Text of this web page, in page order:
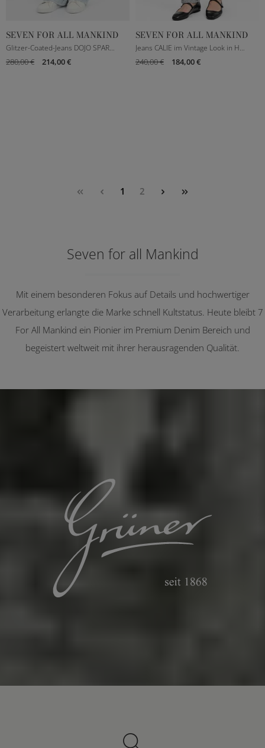
28 29 30
SEVEN FOR ALL MANKIND
Glitzer-Coated-Jeans DOJO SPARKLING in Hellblau
280,00 € 214,00 € 29 30
SEVEN FOR ALL MANKIND
Jeans CALIE im Vintage Look in Hellgrau
240,00 € 184,00 €
1 2
Seven for all Mankind
Mit einem besonderen Fokus auf Details und hochwertiger
Verarbeitung erlangte die Marke schnell Kultstatus. Heute bleibt 7
For All Mankind ein Pionier im Premium Denim Bereich und
begeistert weltweit mit ihrer herausragenden Qualität.